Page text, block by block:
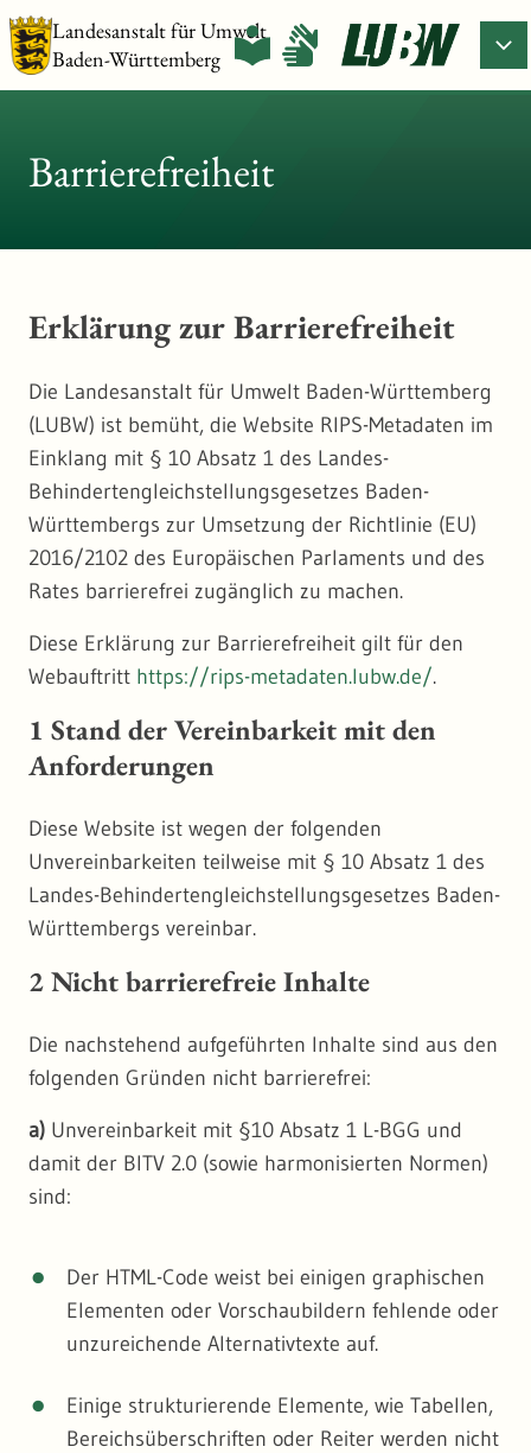
Landesanstalt für Umwelt
Baden-Württemberg
Barrierefreiheit
Erklärung zur Barrierefreiheit
Die Landesanstalt für Umwelt Baden-Württemberg
(LUBW) ist bemüht, die Website RIPS-Metadaten im
Einklang mit § 10 Absatz 1 des Landes-
Behindertengleichstellungsgesetzes Baden-
Württembergs zur Umsetzung der Richtlinie (EU)
2016/2102 des Europäischen Parlaments und des
Rates barrierefrei zugänglich zu machen.
Diese Erklärung zur Barrierefreiheit gilt für den
Webauftritt https://rips-metadaten.lubw.de/.
1 Stand der Vereinbarkeit mit den
Anforderungen
Diese Website ist wegen der folgenden
Unvereinbarkeiten teilweise mit § 10 Absatz 1 des
Landes-Behindertengleichstellungsgesetzes Baden-
Württembergs vereinbar.
2 Nicht barrierefreie Inhalte
Die nachstehend aufgeführten Inhalte sind aus den
folgenden Gründen nicht barrierefrei:
a) Unvereinbarkeit mit §10 Absatz 1 L-BGG und
damit der BITV 2.0 (sowie harmonisierten Normen)
sind:
Der HTML-Code weist bei einigen graphischen
Elementen oder Vorschaubildern fehlende oder
unzureichende Alternativtexte auf.
Einige strukturierende Elemente, wie Tabellen,
Bereichsüberschriften oder Reiter werden nicht